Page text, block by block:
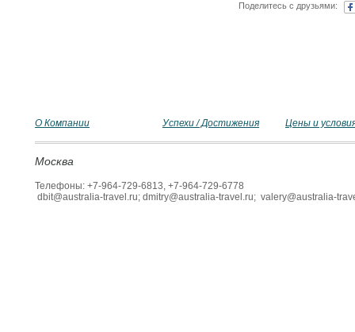
Поделитесь с друзьями:
О Компании Успехи / Достижения Цены и
Москва
Телефоны: +7-964-729-6813, +7-964-729-6778
dbit@australia-travel.ru; dmitry@australia-travel.ru; valery@australia-